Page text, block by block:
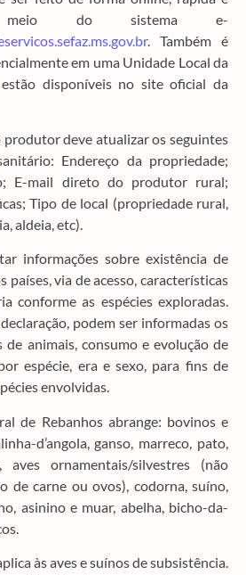
do sistema e-
. Também é
em uma Unidade Local da
disponíveis no site oficial da
produtor deve atualizar os seguintes
Endereço da propriedade;
E-mail direto do produtor rural;
Tipo de local (propriedade rural,
aldeia, etc).
informações sobre existência de
países, via de acesso, características
conforme as espécies exploradas.
podem ser informadas os
de animais, consumo e evolução de
espécie, era e sexo, para fins de
envolvidas.
de Rebanhos abrange: bovinos e
d’angola, ganso, marreco, pato,
ornamentais/silvestres (não
de carne ou ovos), codorna, suíno,
asinino e muar, abelha, bicho-da-
às aves e suínos de subsistência.